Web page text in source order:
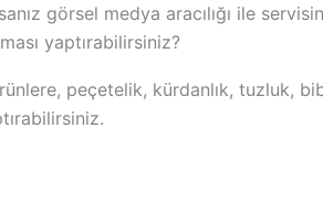
görsel medya aracılığı ile
yaptırabilirsiniz?
peçetelik, kürdanlık, tuzluk,